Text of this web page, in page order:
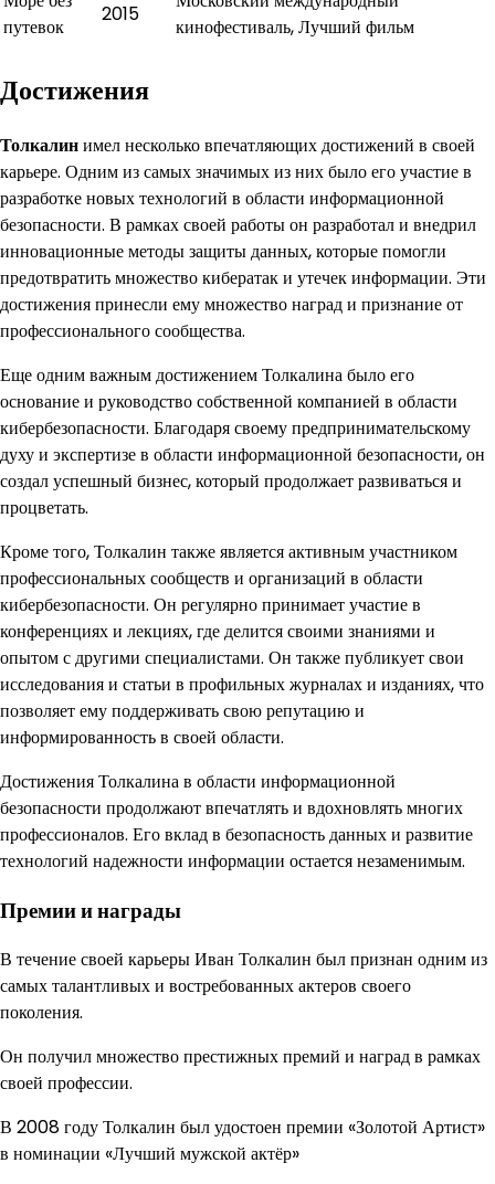
путевок
2015
кинофестиваль, Лучший фильм
Достижения
Толкалинимел несколько впечатляющих достижений в своей
карьере. Одним из самых значимых из них было его участие в
разработке новых технологий в области информационной
безопасности. В рамках своей работы он разработал и внедрил
инновационные методы защиты данных, которые помогли
предотвратить множество кибератак и утечек информации. Эти
достижения принесли ему множество наград и признание от
профессионального сообщества.
Еще одним важным достижением Толкалина было его
основание и руководство собственной компанией в области
кибербезопасности. Благодаря своему предпринимательскому
духу и экспертизе в области информационной безопасности, он
создал успешный бизнес, который продолжает развиваться и
процветать.
Кроме того, Толкалин также является активным участником
профессиональных сообществ и организаций в области
кибербезопасности. Он регулярно принимает участие в
конференциях и лекциях, где делится своими знаниями и
опытом с другими специалистами. Он также публикует свои
исследования и статьи в профильных журналах и изданиях, что
позволяет ему поддерживать свою репутацию и
информированность в своей области.
Достижения Толкалина в области информационной
безопасности продолжают впечатлять и вдохновлять многих
профессионалов. Его вклад в безопасность данных и развитие
технологий надежности информации остается незаменимым.
Премии и награды
В течение своей карьеры Иван Толкалин был признан одним из
самых талантливых и востребованных актеров своего
поколения.
Он получил множество престижных премий и наград в рамках
своей профессии.
В 2008 году Толкалин был удостоен премии «Золотой Артист»
в номинации «Лучший мужской актёр»